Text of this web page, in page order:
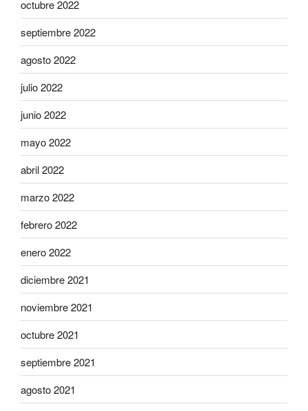
octubre 2022
septiembre 2022
agosto 2022
julio 2022
junio 2022
mayo 2022
abril 2022
marzo 2022
febrero 2022
enero 2022
diciembre 2021
noviembre 2021
octubre 2021
septiembre 2021
agosto 2021